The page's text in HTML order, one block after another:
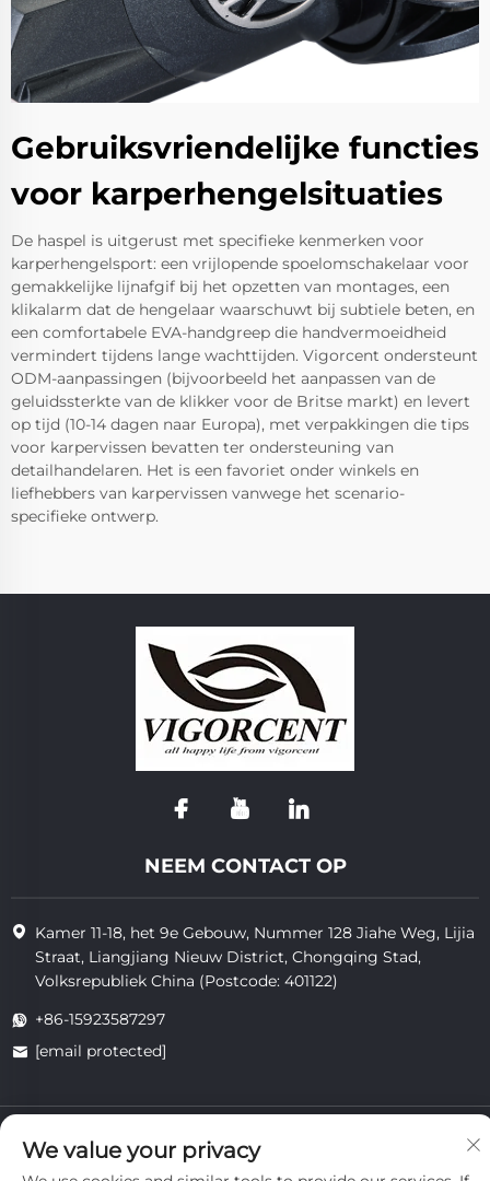
Gebruiksvriendelijke functies
voor karperhengelsituaties
De haspel is uitgerust met specifieke kenmerken voor
karperhengelsport: een vrijlopende spoelomschakelaar voor
gemakkelijke lijnafgif bij het opzetten van montages, een
klikalarm dat de hengelaar waarschuwt bij subtiele beten, en
een comfortabele EVA-handgreep die handvermoeidheid
vermindert tijdens lange wachttijden. Vigorcent ondersteunt
ODM-aanpassingen (bijvoorbeeld het aanpassen van de
geluidssterkte van de klikker voor de Britse markt) en levert
op tijd (10-14 dagen naar Europa), met verpakkingen die tips
voor karpervissen bevatten ter ondersteuning van
detailhandelaren. Het is een favoriet onder winkels en
liefhebbers van karpervissen vanwege het scenario-
specifieke ontwerp.
NEEM CONTACT OP
Kamer 11-18, het 9e Gebouw, Nummer 128 Jiahe Weg, Lijia
Straat, Liangjiang Nieuw District, Chongqing Stad,
Volksrepubliek China (Postcode: 401122)
+86-15923587297
[email protected]
Ltd.
Privacybeleid
We value your privacy